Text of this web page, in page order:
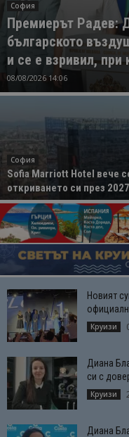
София
Премиерът Радев:
българското
и се е взривил, при
08/08/2026 14:06
София
Sofia Marriott Hotel вече
откриването си през
Новият
Круизи
Диана
си с
Круизи
Диана